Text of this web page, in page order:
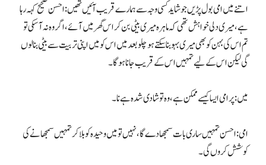
اتنے میں امی بول پڑیں جو شاید کسی وجہ سے ہمارے قریب آئیں تھیں: احسن صحیح کہہ رہا
ہے، میری دلی خواہش تھی کہ ماہرہ میری بیٹی بن کر اس گھر میں آئے، اگر وہ نہ آسکی تو
تم اس کی بہن کو بھی میری بہو بنا سکتے ہو چلو بعد میں اس کو میں اپنی تربیت سے بیٹی بنا لوں
گی لیکن اس کے لیے تمہیں اس کے قریب جانا ہو گا۔
میں: پر امی ایسا کیسے ممکن ہے، وہ تو شادی شدہ ہے نا۔
امی: احسن تمہیں ساری بات سمجھا دے گا، نہیں تو میں وحیدہ کو بلا کر تمہیں سمجھانے کی
کوشش کروں گی۔